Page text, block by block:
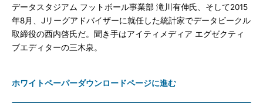
データスタジアム フットボール事業部 滝川有伸氏、そして2015
年8月、Jリーグアドバイザーに就任した統計家でデータビークル
取締役の西内啓氏だ。聞き手はアイティメディア エグゼクティ
ブエディターの三木泉。
ホワイトペーパーダウンロードページに進む